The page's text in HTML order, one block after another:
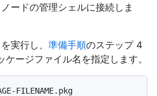
ードの管理シェルに接続しま
実行し、 準備手順のステップ 4
ージファイル名を指定します。
FILENAME.pkg